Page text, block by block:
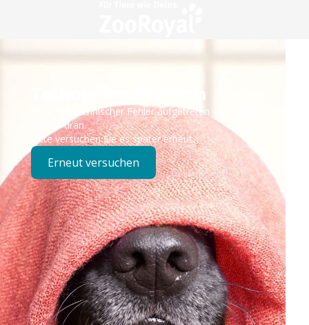
Technisches Problem
Es ist ein technischer Fehler aufgetreten – wir sind
bereits dran.
Bitte versuchen Sie es später erneut.
Erneut versuchen